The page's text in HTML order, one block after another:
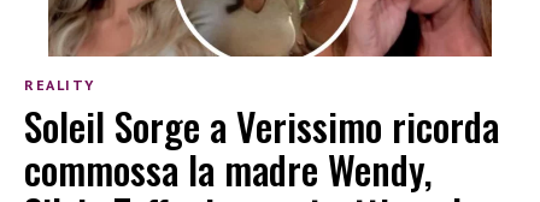
REALITY
Soleil Sorge a Verissimo ricorda
commossa la madre Wendy,